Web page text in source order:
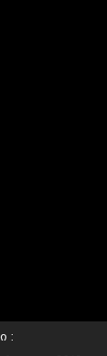
: